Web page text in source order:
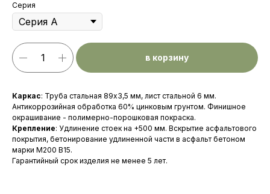
Серия
в корзину
Каркас: Труба стальная 89х3,5 мм, лист стальной 6 мм.
Антикоррозийная обработка 60% цинковым грунтом. Финишное
окрашивание - полимерно-порошковая покраска.
Крепление: Удлинение стоек на +500 мм. Вскрытие асфальтового
покрытия, бетонирование удлиненной части в асфальт бетоном
марки М200 В15.
Гарантийный срок изделия не менее 5 лет.